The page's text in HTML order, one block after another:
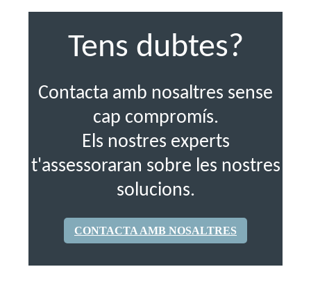
Tens dubtes?
Contacta amb nosaltres sense
cap compromís.
Els nostres experts
t'assessoraran sobre les nostres
solucions.
CONTACTA AMB NOSALTRES